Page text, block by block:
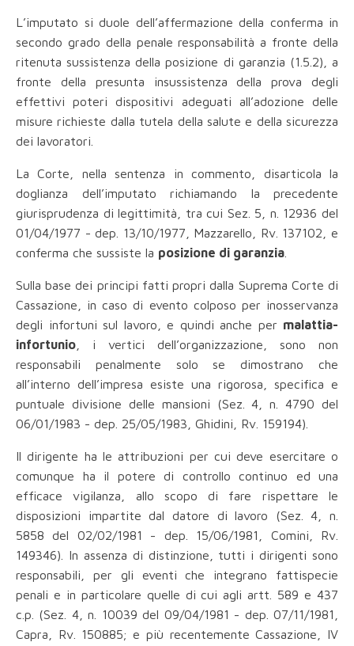
L’imputato si duole dell’affermazione della conferma in
secondo grado della penale responsabilità a fronte della
ritenuta sussistenza della posizione di garanzia (1.5.2), a
fronte della presunta insussistenza della prova degli
effettivi poteri dispositivi adeguati all’adozione delle
misure richieste dalla tutela della salute e della sicurezza
dei lavoratori.
La Corte, nella sentenza in commento, disarticola la
doglianza dell’imputato richiamando la precedente
giurisprudenza di legittimità, tra cui Sez. 5, n. 12936 del
01/04/1977 - dep. 13/10/1977, Mazzarello, Rv. 137102, e
conferma che sussiste la posizione di garanzia
Sulla base dei principi fatti propri dalla Suprema Corte di
Cassazione, in caso di evento colposo per inosservanza
degli infortuni sul lavoro, e quindi anche per malattia-
infortunio , i vertici dell’organizzazione, sono non
responsabili penalmente solo se dimostrano che
all’interno dell’impresa esiste una rigorosa, specifica e
puntuale divisione delle mansioni (Sez. 4, n. 4790 del
06/01/1983 - dep. 25/05/1983, Ghidini, Rv. 159194).
Il dirigente ha le attribuzioni per cui deve esercitare o
comunque ha il potere di controllo continuo ed una
efficace vigilanza, allo scopo di fare rispettare le
disposizioni impartite dal datore di lavoro (Sez. 4, n.
5858 del 02/02/1981 - dep. 15/06/1981, Comini, Rv.
149346). In assenza di distinzione, tutti i dirigenti sono
responsabili, per gli eventi che integrano fattispecie
penali e in particolare quelle di cui agli artt. 589 e 437
c.p. (Sez. 4, n. 10039 del 09/04/1981 - dep. 07/11/1981,
Capra, Rv. 150885; e più recentemente Cassazione, IV